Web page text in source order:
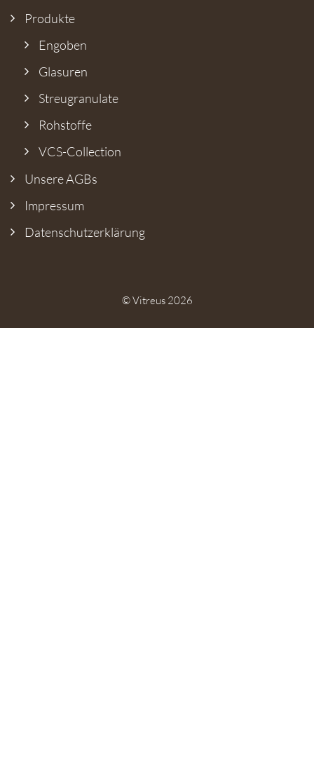
Produkte
Engoben
Glasuren
Streugranulate
Rohstoffe
VCS-Collection
Unsere AGBs
Impressum
Datenschutz­erklärung
© Vitreus 2026